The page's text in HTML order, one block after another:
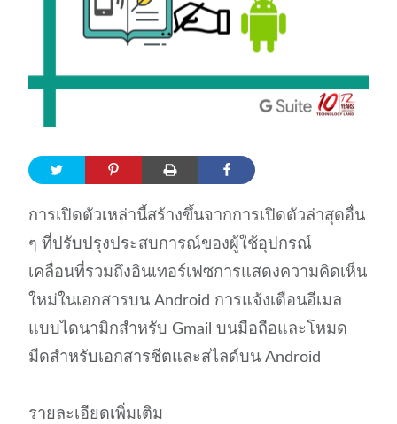
การเปิดตัวเหล่านี้สร้างขึ้นจากการเปิดตัวล่าสุดอื่น
ๆ ที่ปรับปรุงประสบการณ์ของผู้ใช้อุปกรณ์
เคลื่อนที่รวมถึงอินเทอร์เฟซการแสดงความคิดเห็น
ใหม่ในเอกสารบน Android การแจ้งเตือนอีเมล
แบบไดนามิกสำหรับ Gmail บนมือถือและโหมด
มืดสำหรับเอกสารชีตและสไลด์บน Android
รายละเอียดเพิ่มเติม